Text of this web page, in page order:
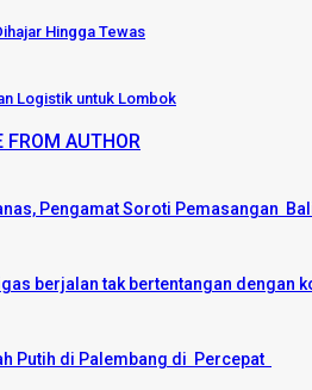
Hingga Tewas
Logistik untuk Lombok
FROM AUTHOR
Pengamat Soroti Pemasangan
berjalan tak bertentangan dengan
Putih di Palembang di Percepat